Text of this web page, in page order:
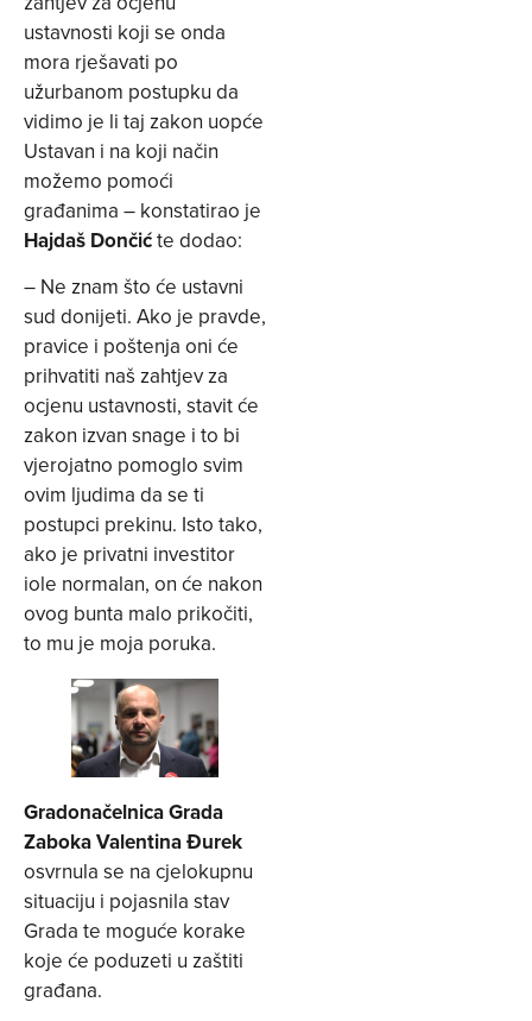
ustavnosti koji se onda
mora rješavati po
užurbanom postupku da
vidimo je li taj zakon uopće
Ustavan i na koji način
možemo pomoći
građanima – konstatirao je
Hajdaš Dončićte dodao:
– Ne znam što će ustavni
sud donijeti. Ako je pravde,
pravice i poštenja oni će
prihvatiti naš zahtjev za
ocjenu ustavnosti, stavit će
zakon izvan snage i to bi
vjerojatno pomoglo svim
ovim ljudima da se ti
postupci prekinu. Isto tako,
ako je privatni investitor
iole normalan, on će nakon
ovog bunta malo prikočiti,
to mu je moja poruka.
Gradonačelnica Grada
Zaboka Valentina Đurek
osvrnula se na cjelokupnu
situaciju i pojasnila stav
Grada te moguće korake
koje će poduzeti u zaštiti
građana.